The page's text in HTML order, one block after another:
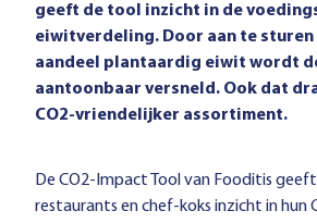
geeft de tool inzicht in de
eiwitverdeling. Door aan te
aandeel plantaardig eiwit wordt
aantoonbaar versneld. Ook dat
CO2-vriendelijker assortiment.
De CO2-Impact Tool van Fooditis
restaurants en chef-koks inzicht in hun